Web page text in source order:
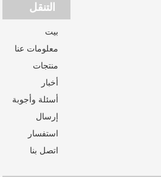
التنقل
بيت
معلومات عنا
منتجات
أخبار
أسئلة وأجوبة
إرسال
استفسار
اتصل بنا